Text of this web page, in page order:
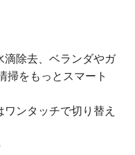
滴除去、ベランダやガ
掃をもっとスマート
ンタッチで切り替え